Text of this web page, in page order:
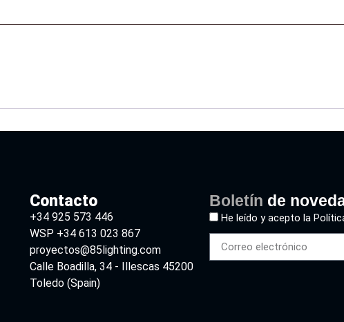
Contacto
+34 925 573 446
WSP +34 613 023 867
proyectos@85lighting.com
Calle Boadilla, 34 - Illescas 45200
Toledo (Spain)
Boletín de
He leído y acepto la